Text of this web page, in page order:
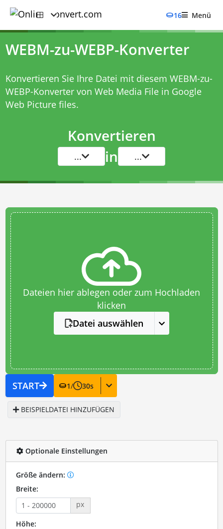
16 Menü
WEBM-zu-WEBP-Konverter
Konvertieren Sie Ihre Datei mit diesem WEBM-zu-
WEBP-Konvertervon Web Media File in Google
Web Picture files.
Konvertieren
... in ...
Dateien hier ablegen oder zum Hochladen
klicken
Datei auswählen
START 1/ 30s
BEISPIELDATEI HINZUFÜGEN
Optionale Einstellungen
Größe ändern:
Breite:
px
Höhe: